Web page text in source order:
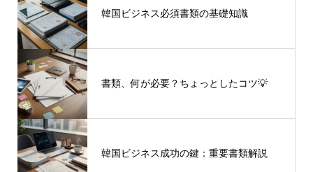
韓国ビジネス必須書類の基礎知識
書類、何が必要？ちょっとしたコツ💡
韓国ビジネス成功の鍵：重要書類解説